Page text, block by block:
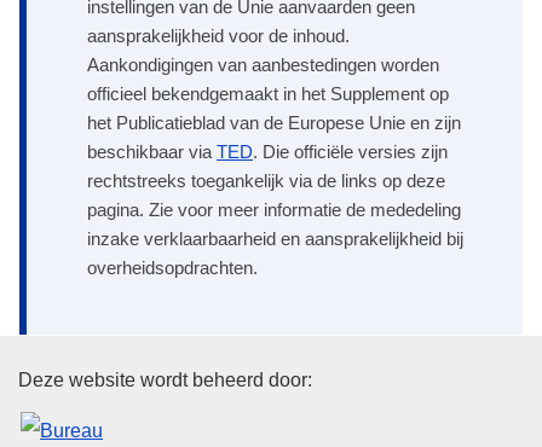
instellingen van de Unie aanvaarden geen
aansprakelijkheid voor de inhoud.
Aankondigingen van aanbestedingen worden
officieel bekendgemaakt in het Supplement op
het Publicatieblad van de Europese Unie en zijn
beschikbaar via TED. Die officiële versies zijn
rechtstreeks toegankelijk via de links op deze
pagina. Zie voor meer informatie de mededeling
inzake verklaarbaarheid en aansprakelijkheid bij
overheidsopdrachten.
Bureau voor publicaties van de
Deze website wordt beheerd door: